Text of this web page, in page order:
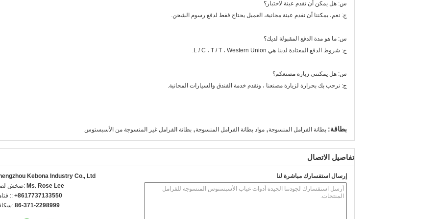
س: هل يمكن أن تقدم عينة لاختبار؟
ج: نعم، يمكننا أن نقدم عينة مجانية، العميل يحتاج فقط لدفع رسوم الشحن.
س: ما هو مدة الدفع المقبولة لديك؟
ج: شروط الدفع المعتادة لدينا هي L / C ، T / T ، Western Union.
س: هل يمكنني زيارة مصنعكم؟
ج: نرحب بك بحرارة لزيارة مصنعنا ، ونقدم خدمة الفندق والسيارات المجانية.
بطاقة: بطانة الفرامل المنسوجة, مواد بطانة الفرامل المنسوجة, بطانة الفرامل غير المنسوجة من الأسبستوس
تفاصيل الاتصال
Kebona Industry Co., Ltd
اتصل Ms. Rose Lee
+8617737133550
86-371-2298999
إرسال استفسارك مباشرة لنا